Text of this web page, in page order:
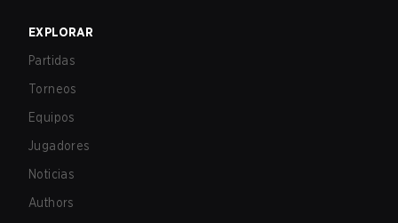
EXPLORAR
Partidas
Torneos
Equipos
Jugadores
Noticias
Authors